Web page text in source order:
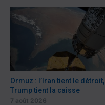
Ormuz : l’Iran tient le détroit,
Trump tient la caisse
7 août 2026